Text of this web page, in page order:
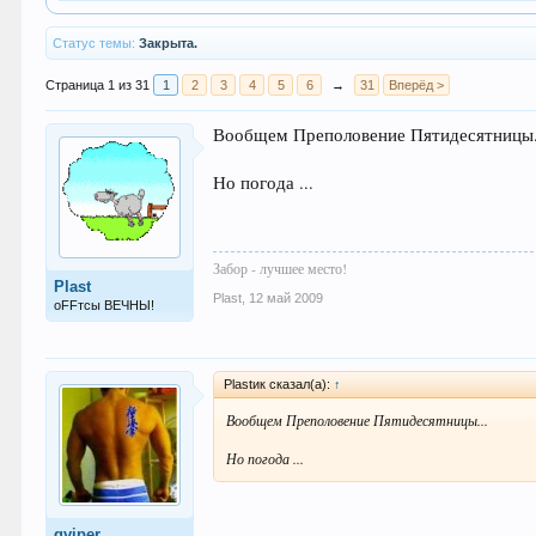
Статус темы: Закрыта.
Страница 1 из 31 1 2 3 4 5 6 → 31 Вперёд >
Plast
оFFтсы ВЕЧНЫ!
Вообщем Преполовение
Но погода ...
Забор - лучшее место!
Plast 12 май 2009
Plastик сказал(а): ↑
Вообщем Преполовение Пятидесятницы...
Но погода ...